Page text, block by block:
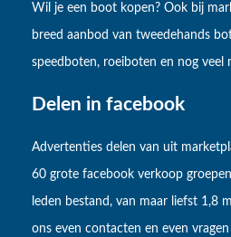
Wil je een boot kopen? Ook bij
breed aanbod van tweedehands
speedboten, roeiboten en nog veel
Delen in facebook
Advertenties delen van uit
60 grote facebook verkoop
leden bestand, van maar liefst 1,8
ons even contacten en even